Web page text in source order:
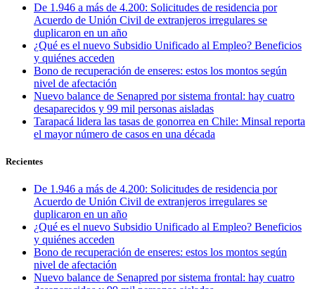
De 1.946 a más de 4.200: Solicitudes de residencia por
Acuerdo de Unión Civil de extranjeros irregulares se
duplicaron en un año
¿Qué es el nuevo Subsidio Unificado al Empleo? Beneficios
y quiénes acceden
Bono de recuperación de enseres: estos los montos según
nivel de afectación
Nuevo balance de Senapred por sistema frontal: hay cuatro
desaparecidos y 99 mil personas aisladas
Tarapacá lidera las tasas de gonorrea en Chile: Minsal reporta
el mayor número de casos en una década
Recientes
De 1.946 a más de 4.200: Solicitudes de residencia por
Acuerdo de Unión Civil de extranjeros irregulares se
duplicaron en un año
¿Qué es el nuevo Subsidio Unificado al Empleo? Beneficios
y quiénes acceden
Bono de recuperación de enseres: estos los montos según
nivel de afectación
Nuevo balance de Senapred por sistema frontal: hay cuatro